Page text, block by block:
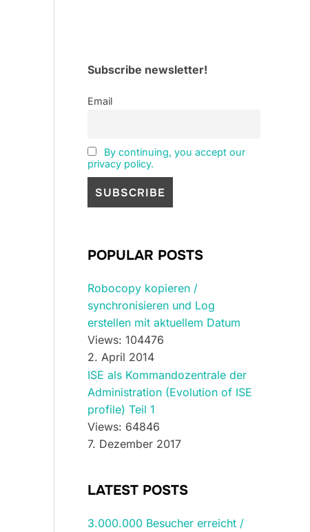
Subscribe newsletter!
Email
By continuing, you accept our
privacy policy.
POPULAR POSTS
Robocopy kopieren /
synchronisieren und Log
erstellen mit aktuellem Datum
Views: 104476
2. April 2014
ISE als Kommandozentrale der
Administration (Evolution of ISE
profile) Teil 1
Views: 64846
7. Dezember 2017
LATEST POSTS
3.000.000 Besucher erreicht /